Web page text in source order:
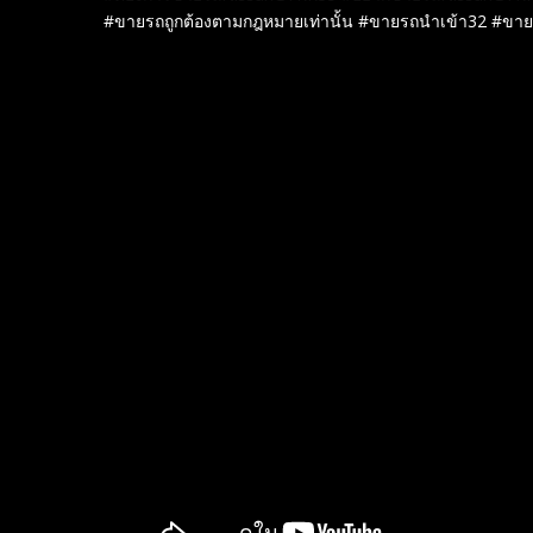
#ขายรถถูกต้องตามกฎหมายเท่านั้น #ขายรถนำเข้า32 #ขา